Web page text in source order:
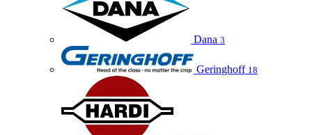
Dana 3
Geringhoff 18